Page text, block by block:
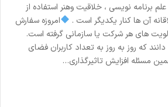
برنامه نویسی ، خلاقیت وهنر استفاده از
آن ها کنار یکدیگر است .
امروزه سفارش
های هر شرکت یا سازمانی گرفته است.
که روز به روز به تعداد کاربران فضای
مسئله افزایش تاثیرگذاری…